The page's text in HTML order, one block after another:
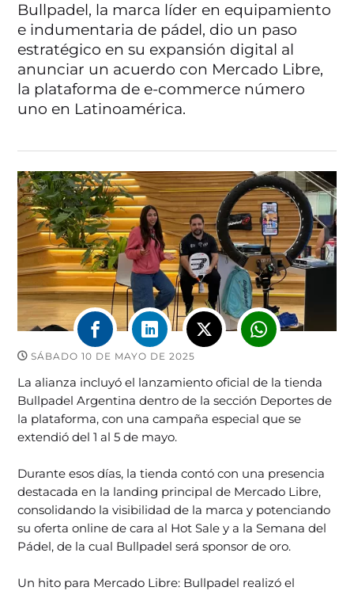
Bullpadel, la marca líder en equipamiento
e indumentaria de pádel, dio un paso
estratégico en su expansión digital al
anunciar un acuerdo con Mercado Libre,
la plataforma de e-commerce número
uno en Latinoamérica.
SÁBADO 10 DE MAYO DE 2025
La alianza incluyó el lanzamiento oficial de la tienda
Bullpadel Argentina dentro de la sección Deportes de
la plataforma, con una campaña especial que se
extendió del 1 al 5 de mayo.
Durante esos días, la tienda contó con una presencia
destacada en la landing principal de Mercado Libre,
consolidando la visibilidad de la marca y potenciando
su oferta online de cara al Hot Sale y a la Semana del
Pádel, de la cual Bullpadel será sponsor de oro.
Un hito para Mercado Libre: Bullpadel realizó el